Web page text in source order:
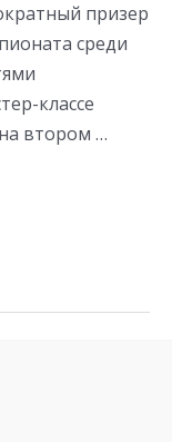
призер
среди
классе
втором …